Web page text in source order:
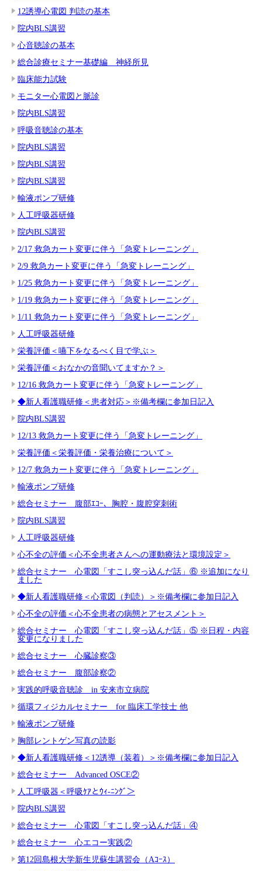
12誘導心電図 判読の基本
院内BLS講習
心音聴診の基本
総合診療セミナー基礎編 神経所見
臨床能力試験
モニター心電図と脈診
院内BLS講習
呼吸音聴診の基本
院内BLS講習
院内BLS講習
院内BLS講習
輸液ポンプ研修
人工呼吸器研修
院内BLS講習
2/17 救急カート変更に伴う「急変トレーニング」
2/9 救急カート変更に伴う「急変トレーニング」
1/25 救急カート変更に伴う「急変トレーニング」
1/19 救急カート変更に伴う「急変トレーニング」
1/11 救急カート変更に伴う「急変トレーニング」
人工呼吸器研修
栄養評価＜嚥下をなるべく目で学ぶ＞
栄養評価＜おなかの音聞いてますか？＞
12/16 救急カート変更に伴う「急変トレーニング」
◆新人看護職研修＜患者対応＞※備考欄に参加日記入
院内BLS講習
12/13 救急カート変更に伴う「急変トレーニング」
栄養評価＜栄養評価・栄養治療について＞
12/7 救急カート変更に伴う「急変トレーニング」
輸液ポンプ研修
総合セミナー 腹部ｴｺｰ、胸腔・腹腔穿刺術
院内BLS講習
人工呼吸器研修
心不全の評価＜心不全患者さんへの運動療法と環境設定＞
総合セミナー 心電図「すこし突っ込んだ話」⑥ ※追加になり
ました
◆新人看護職研修＜心電図（判読）＞※備考欄に参加日記入
心不全の評価＜心不全患者の病態とアセスメント＞
総合セミナー 心電図「すこし突っ込んだ話」⑤ ※日程・内容
変更になりました
総合セミナー 心臓診察③
総合セミナー 腹部診察②
実践的呼吸音聴診 in 安来市立病院
循環フィジカルセミナー for 臨床工学技士 他
輸液ポンプ研修
胸部レントゲン写真の読影
◆新人看護職研修＜12誘導（装着）＞※備考欄に参加日記入
総合セミナー Advanced OSCE②
人工呼吸器＜呼吸ｹｱとｳｨ-ﾆﾝｸﾞ＞
院内BLS講習
総合セミナー 心電図「すこし突っ込んだ話」④
総合セミナー 心エコー実践②
第12回島根大学新生児蘇生講習会（Aｺｰｽ）